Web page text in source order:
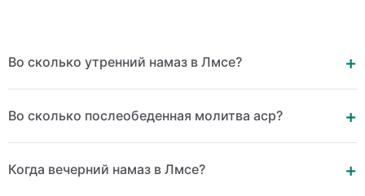
Во сколько утренний намаз в Лмсе?
Во сколько послеобеденная молитва аср?
Когда вечерний намаз в Лмсе?